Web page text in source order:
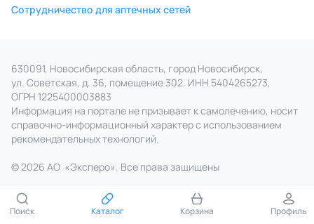
Поиск Каталог Корзина Профиль
Сотрудничество для аптечных сетей
630091, Новосибирская область, город Новосибирск,
ул. Советская, д. 36, помещение 302. ИНН 5404265273,
ОГРН 1225400003883
Информация на портале не призывает к самолечению, носит
справочно‑информационный характер с использованием
рекомендательных технологий.
© 2026 АО «Эксперо». Все права защищены